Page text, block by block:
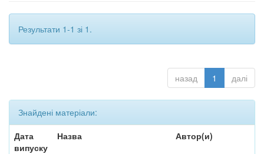
Результати 1-1 зі 1.
назад 1 далі
Знайдені матеріали:
Дата
випуску
Назва Автор(и)